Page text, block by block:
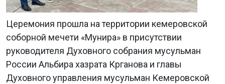
Церемония прошла на территории кемеровской
соборной мечети «Мунира» в присутствии
руководителя Духовного собрания мусульман
России Альбира хазрата Крганова и главы
Духовного управления мусульман Кемеровской